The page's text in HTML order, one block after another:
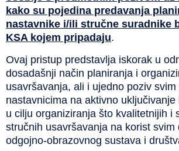
kako su pojedina predavanja
nastavnike i/ili stručne suradnike
KSA kojem pripadaju.
Ovaj pristup predstavlja iskorak u
dosadašnji način planiranja i
usavršavanja, ali i ujedno poziv
nastavnicima na aktivno
u cilju organiziranja što kvalitetnijih i
stručnih usavršavanja na korist svim
odgojno-obrazovnog sustava i